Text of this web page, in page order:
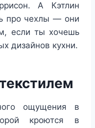
А Кэтлин
про чехлы — они
если ты хочешь
дизайнов кухни.
ощущения в
кроются в